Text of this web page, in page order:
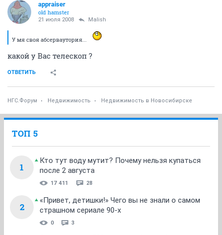
appraiser
old hamster
21 июля 2008 Malish
У мя своя абсерваутория...
какой у Вас телескоп ?
ОТВЕТИТЬ
НГС.Форум Недвижимость Недвижимость в Новосибирске
ТОП 5
1
Кто тут воду мутит? Почему нельзя купаться
после 2 августа
17 411 28
2
«Привет, детишки!» Чего вы не знали о самом
страшном сериале 90-х
0 3